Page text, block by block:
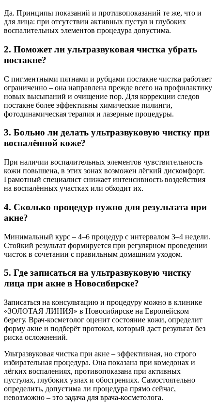
Да. Принципы показаний и противопоказаний те же, что и
для лица: при отсутствии активных пустул и глубоких
воспалительных элементов процедура допустима.
2. Поможет ли ультразвуковая чистка убрать
постакне?
С пигментными пятнами и рубцами постакне чистка работает
ограниченно – она направлена прежде всего на профилактику
новых высыпаний и очищение пор. Для коррекции следов
постакне более эффективны химические пилинги,
фотодинамическая терапия и лазерные процедуры.
3. Больно ли делать ультразвуковую чистку при
воспалённой коже?
При наличии воспалительных элементов чувствительность
кожи повышена, в этих зонах возможен лёгкий дискомфорт.
Грамотный специалист снижает интенсивность воздействия
на воспалённых участках или обходит их.
4. Сколько процедур нужно для результата при
акне?
Минимальный курс – 4–6 процедур с интервалом 3–4 недели.
Стойкий результат формируется при регулярном проведении
чисток в сочетании с правильным домашним уходом.
5. Где записаться на ультразвуковую чистку
лица при акне в Новосибирске?
Записаться на консультацию и процедуру можно в клинике
«ЗОЛОТАЯ ЛИНИЯ» в Новосибирске на Европейском
берегу. Врач-косметолог оценит состояние кожи, определит
форму акне и подберёт протокол, который даст результат без
риска осложнений.
Ультразвуковая чистка при акне – эффективная, но строго
избирательная процедура. Она показана при комедонах и
лёгких воспалениях, противопоказана при активных
пустулах, глубоких узлах и обострениях. Самостоятельно
определить, допустима ли процедура прямо сейчас,
невозможно – это задача для врача-косметолога.